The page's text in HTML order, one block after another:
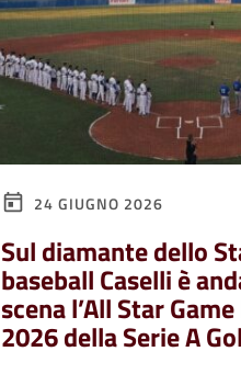
24 GIUGNO 2026
Sul diamante dello
baseball Caselli è
scena l’All Star
2026 della Serie A